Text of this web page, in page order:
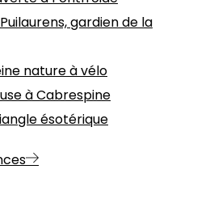
gardien de la
nature à vélo
à Cabrespine
ésotérique